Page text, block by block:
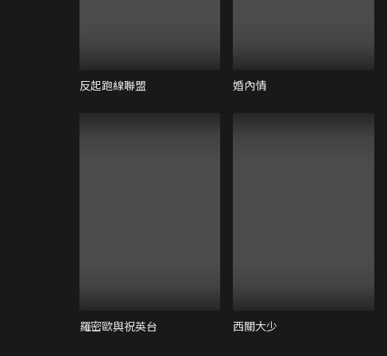
反起跑線聯盟 婚內情
羅密歐與祝英台 西關大少